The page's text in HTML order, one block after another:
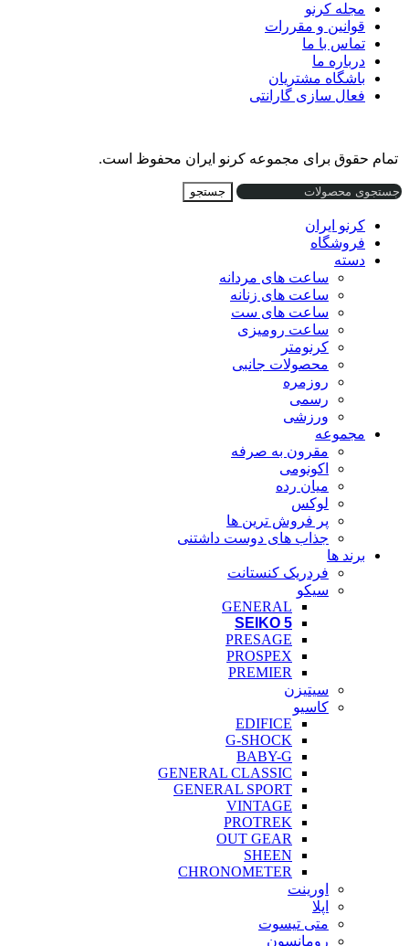
مجله کرنو
قوانین و مقررات
تماس با ما
درباره ما
باشگاه مشتریان
فعال سازی گارانتی
تمام حقوق برای مجموعه کرنو ایران محفوظ است.
جستجو
کرنو ایران
فروشگاه
دسته
ساعت های مردانه
ساعت های زنانه
ساعت های ست
ساعت رومیزی
کرنومتر
محصولات جانبی
روزمره
رسمی
ورزشی
مجموعه
مقرون به صرفه
اکونومی
میان رده
لوکس
پر فروش ترین ها
جذاب های دوست داشتنی
برند ها
فردریک کنستانت
سیکو
GENERAL
SEIKO 5
PRESAGE
PROSPEX
PREMIER
سیتیزن
کاسیو
EDIFICE
G-SHOCK
BABY-G
GENERAL CLASSIC
GENERAL SPORT
VINTAGE
PROTREK
OUT GEAR
SHEEN
CHRONOMETER
اورینت
اپلا
متی تیسوت
رومانسون